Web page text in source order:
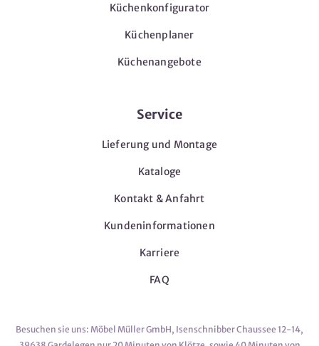
Küchenkonfigurator
Küchenplaner
Küchenangebote
Service
Lieferung und Montage
Kataloge
Kontakt & Anfahrt
Kundeninformationen
Karriere
FAQ
Besuchen sie uns: Möbel Müller GmbH, Isenschnibber Chaussee 12-14,